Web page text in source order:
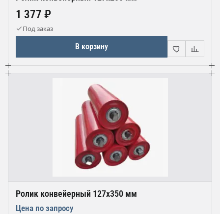
1 377 ₽
Под заказ
В корзину
Ролик конвейерный 127х350 мм
Цена по запросу